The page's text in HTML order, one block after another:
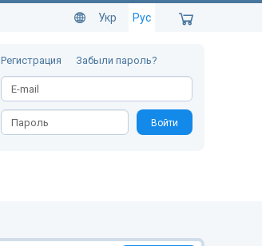
Укр Рус
Регистрация Забыли пароль?
Войти